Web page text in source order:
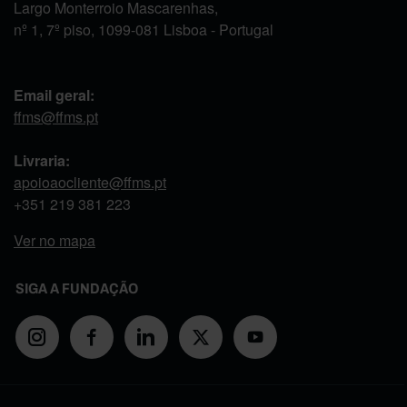
Largo Monterroio Mascarenhas,
nº 1, 7º piso, 1099-081 Lisboa - Portugal
Email geral:
ffms@ffms.pt
Livraria:
apoioaocliente@ffms.pt
+351 219 381 223
Ver no mapa
SIGA A FUNDAÇÃO